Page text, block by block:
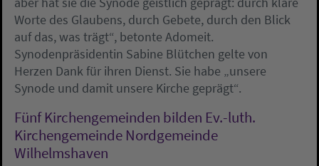
Worte des Glaubens, durch Gebete, durch den Blick
auf das, was trägt“, betonte Adomeit.
Synodenpräsidentin Sabine Blütchen gelte von
Herzen Dank für ihren Dienst. Sie habe „unsere
Synode und damit unsere Kirche geprägt“.
Fünf Kirchengemeinden bilden Ev.-luth.
Kirchengemeinde Nordgemeinde
Wilhelmshaven